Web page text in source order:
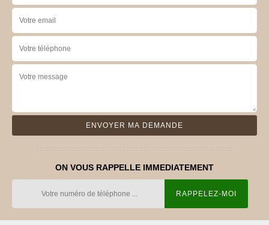
ON VOUS RAPPELLE IMMEDIATEMENT